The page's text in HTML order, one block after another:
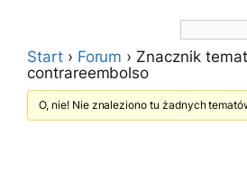
Start › Forum › Znacznik
contrareembolso
O, nie! Nie znaleziono tu żadnych